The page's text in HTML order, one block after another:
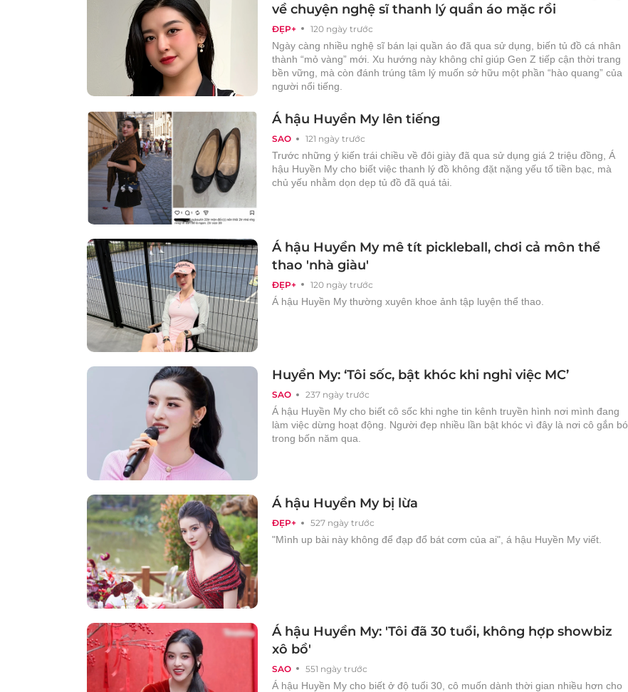
ĐẸP+ 120 ngày trước
về chuyện nghệ sĩ thanh lý quần áo mặc rồi
Ngày càng nhiều nghệ sĩ bán lại quần áo đã qua sử dụng, biến tủ đồ cá nhân
thành “mỏ vàng” mới. Xu hướng này không chỉ giúp Gen Z tiếp cận thời trang
bền vững, mà còn đánh trúng tâm lý muốn sở hữu một phần “hào quang” của
người nổi tiếng.
SAO 121 ngày trước
Á hậu Huyền My lên tiếng
Trước những ý kiến trái chiều về đôi giày đã qua sử dụng giá 2 triệu đồng, Á
hậu Huyền My cho biết việc thanh lý đồ không đặt nặng yếu tố tiền bạc, mà
chủ yếu nhằm dọn dẹp tủ đồ đã quá tải.
ĐẸP+ 120 ngày trước
Á hậu Huyền My mê tít pickleball, chơi cả môn thể
thao 'nhà giàu'
Á hậu Huyền My thường xuyên khoe ảnh tập luyện thể thao.
SAO 237 ngày trước
Huyền My: ‘Tôi sốc, bật khóc khi nghỉ việc MC’
Á hậu Huyền My cho biết cô sốc khi nghe tin kênh truyền hình nơi mình đang
làm việc dừng hoạt động. Người đẹp nhiều lần bật khóc vì đây là nơi cô gắn bó
trong bốn năm qua.
ĐẸP+ 527 ngày trước
Á hậu Huyền My bị lừa
"Mình up bài này không để đạp đổ bát cơm của ai", á hậu Huyền My viết.
SAO 551 ngày trước
Á hậu Huyền My: 'Tôi đã 30 tuổi, không hợp showbiz
xô bồ'
Á hậu Huyền My cho biết ở độ tuổi 30, cô muốn dành thời gian nhiều hơn cho